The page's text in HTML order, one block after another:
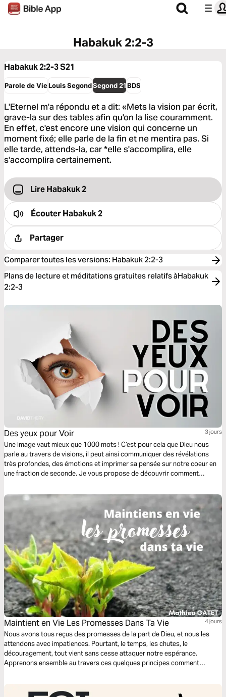
Habakuk 2:2-3
Habakuk 2:2-3S21
Parole de VieLouis SegondSegond 21BDS
L'Eternel m'a répondu et a dit: «Mets la vision par écrit,
grave-la sur des tables afin qu'on la lise couramment.
En effet, c'est encore une vision qui concerne un
moment fixé; elle parle de la fin et ne mentira pas. Si
elle tarde, attends-la, car *elle s'accomplira, elle
s'accomplira certainement.
Lire Habakuk 2
ÉcouterHabakuk 2
Partager
Comparer toutes les versions: Habakuk 2:2-3
Plans de lecture et méditations gratuites relatifs àHabakuk
2:2-3
Des yeux pour Voir 3 jours
Une image vaut mieux que 1000 mots ! C’est pour cela que Dieu nous
parle au travers de visions, il peut ainsi communiquer des révélations
très profondes, des émotions et imprimer sa pensée sur notre coeur en
une fraction de seconde. Je vous propose de découvrir comment
peuvent avoir sur votre vie.
Maintient en Vie Les Promesses Dans Ta Vie 4 jours
Nous avons tous reçus des promesses de la part de Dieu, et nous les
attendons avec impatiences. Pourtant, le temps, les chutes, le
découragement, tout vient sans cesse attaquer notre espérance.
Apprenons ensemble au travers ces quelques principes comment